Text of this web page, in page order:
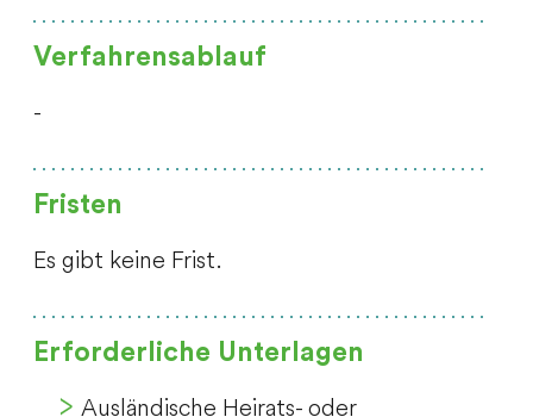
Verfahrensablauf
-
Fristen
Es gibt keine Frist.
Erforderliche Unterlagen
Ausländische Heirats- oder